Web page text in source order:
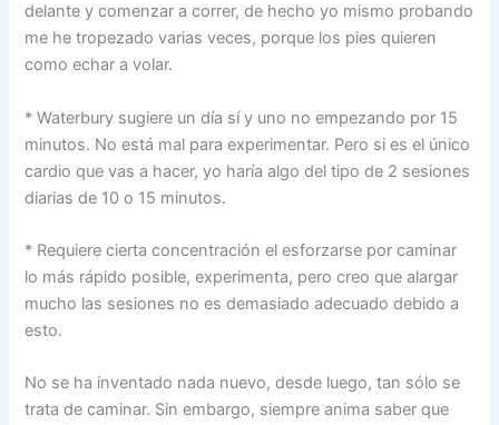
delante y comenzar a correr, de hecho yo mismo probando
me he tropezado varias veces, porque los pies quieren
como echar a volar.
* Waterbury sugiere un día sí y uno no empezando por 15
minutos. No está mal para experimentar. Pero si es el único
cardio que vas a hacer, yo haría algo del tipo de 2 sesiones
diarias de 10 o 15 minutos.
* Requiere cierta concentración el esforzarse por caminar
lo más rápido posible, experimenta, pero creo que alargar
mucho las sesiones no es demasiado adecuado debido a
esto.
No se ha inventado nada nuevo, desde luego, tan sólo se
trata de caminar. Sin embargo, siempre anima saber que